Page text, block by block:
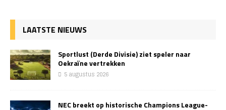
LAATSTE NIEUWS
Sportlust (Derde Divisie) ziet speler naar
Oekraïne vertrekken
5 augustus 2026
NEC breekt op historische Champions League-